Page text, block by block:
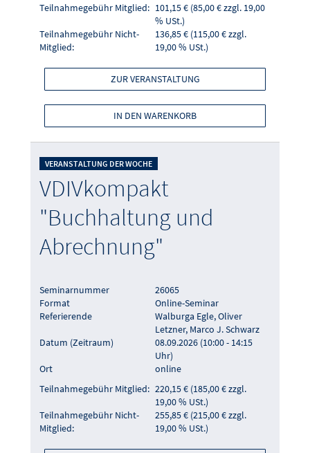
Teilnahmegebühr Mitglied: 101,15 € (85,00 € zzgl. 19,00
% USt.)
Teilnahmegebühr Nicht-
Mitglied:
136,85 € (115,00 € zzgl.
19,00 % USt.)
ZUR VERANSTALTUNG
IN DEN WARENKORB
VERANSTALTUNG DER WOCHE
VDIVkompakt
"Buchhaltung und
Abrechnung"
Seminarnummer
26065
Format
Online-Seminar
Referierende
Walburga Egle, Oliver
Letzner, Marco J. Schwarz
Datum (Zeitraum)
08.09.2026 (10:00 - 14:15
Uhr)
Ort
online
Teilnahmegebühr Mitglied: 220,15 € (185,00 € zzgl.
19,00 % USt.)
Teilnahmegebühr Nicht-
Mitglied:
255,85 € (215,00 € zzgl.
19,00 % USt.)